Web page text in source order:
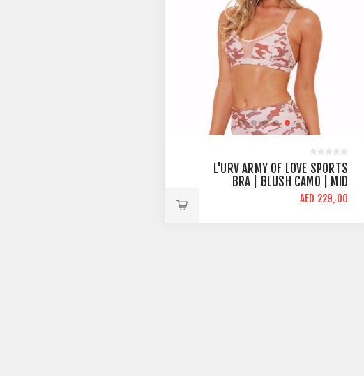
L'URV ARMY OF LOVE SPORTS
BRA | BLUSH CAMO | MID
SUPPORT
AED 229٫00